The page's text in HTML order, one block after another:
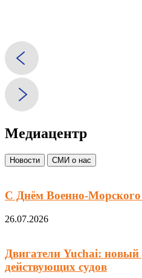
Медиацентр
Новости СМИ о нас
С Днём Военно-
26.07.2026
Двигатели Yuchai:
действующих судов